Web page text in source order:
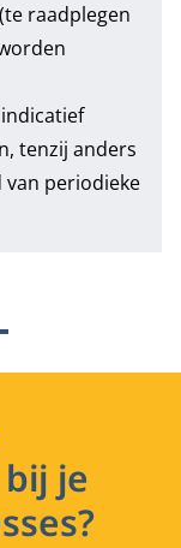
(te raadplegen
tenzij anders
periodieke
je